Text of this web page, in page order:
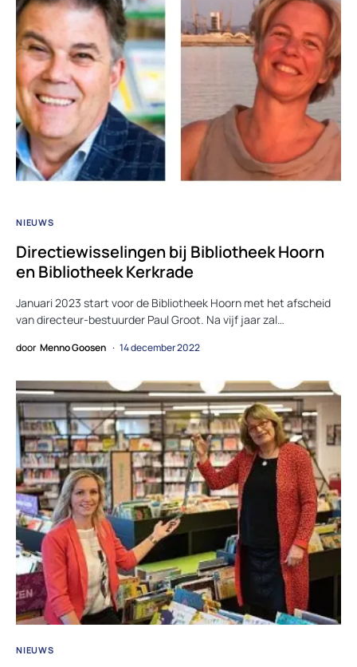
NIEUWS
Directiewisselingen bij Bibliotheek Hoorn
en Bibliotheek Kerkrade
Januari 2023 start voor de Bibliotheek Hoorn met het afscheid
van directeur-bestuurder Paul Groot. Na vijf jaar zal…
door Menno Goosen 14 december 2022
NIEUWS